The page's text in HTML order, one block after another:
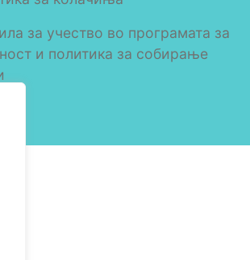
за учество во програмата за
и политика за собирање